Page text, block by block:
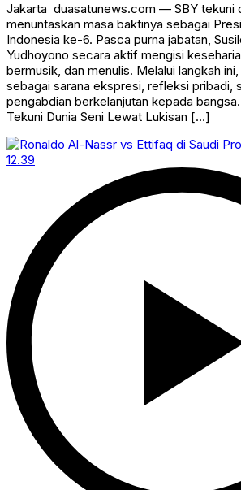
Jakarta duasatunews.com — SBY tekuni
menuntaskan masa baktinya sebagai
Indonesia ke-6. Pasca purna jabatan,
Yudhoyono secara aktif mengisi
bermusik, dan menulis. Melalui langkah
sebagai sarana ekspresi, refleksi pribadi,
pengabdian berkelanjutan kepada
Tekuni Dunia Seni Lewat Lukisan […]
12.39